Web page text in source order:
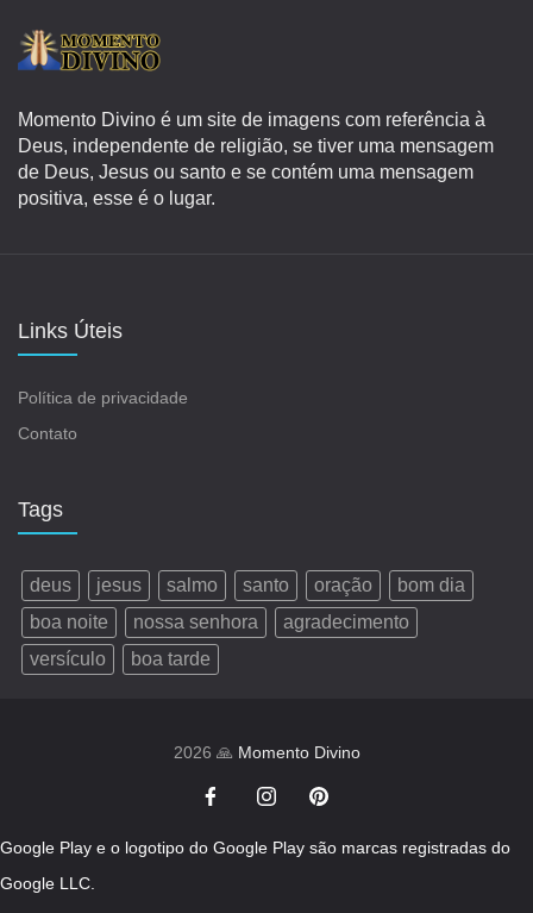
Momento Divino é um site de imagens com referência à
Deus, independente de religião, se tiver uma mensagem
de Deus, Jesus ou santo e se contém uma mensagem
positiva, esse é o lugar.
Links Úteis
Política de privacidade
Contato
Tags
deus jesus salmo santo oração
bom dia
boa noite
nossa senhora
agradecimento
versículo
boa tarde
2026 🙏 Momento Divino
Google Play e o logotipo do Google Play são marcas registradas do
Google LLC.